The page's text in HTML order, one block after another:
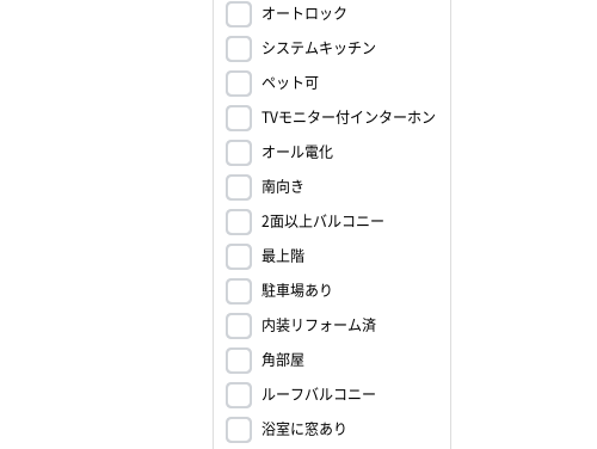
オートロック
システムキッチン
ペット可
TVモニター付インターホン
オール電化
南向き
2面以上バルコニー
最上階
駐車場あり
内装リフォーム済
角部屋
ルーフバルコニー
浴室に窓あり